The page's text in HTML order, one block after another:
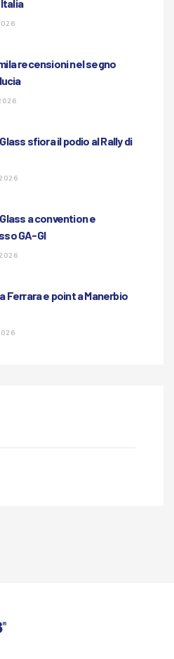
recensioni nel segno
sfiora il podio al Rally di
a convention e
GA-GI
Ferrara e point a Manerbio